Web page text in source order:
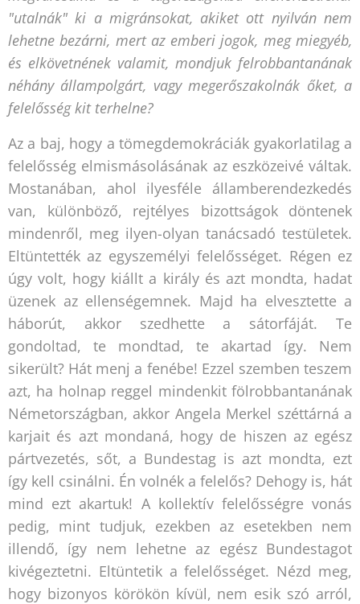
"utalnák" ki a migránsokat, akiket ott nyilván nem
lehetne bezárni, mert az emberi jogok, meg miegyéb,
és elkövetnének valamit, mondjuk felrobbantanának
néhány állampolgárt, vagy megerőszakolnák őket, a
felelősség kit terhelne?
Az a baj, hogy a tömegdemokráciák gyakorlatilag a
felelősség elmismásolásának az eszközeivé váltak.
Mostanában, ahol ilyesféle államberendezkedés
van, különböző, rejtélyes bizottságok döntenek
mindenről, meg ilyen-olyan tanácsadó testületek.
Eltüntették az egyszemélyi felelősséget. Régen ez
úgy volt, hogy kiállt a király és azt mondta, hadat
üzenek az ellenségemnek. Majd ha elvesztette a
háborút, akkor szedhette a sátorfáját. Te
gondoltad, te mondtad, te akartad így. Nem
sikerült? Hát menj a fenébe! Ezzel szemben teszem
azt, ha holnap reggel mindenkit fölrobbantanának
Németországban, akkor Angela Merkel széttárná a
karjait és azt mondaná, hogy de hiszen az egész
pártvezetés, sőt, a Bundestag is azt mondta, ezt
így kell csinálni. Én volnék a felelős? Dehogy is, hát
mind ezt akartuk! A kollektív felelősségre vonás
pedig, mint tudjuk, ezekben az esetekben nem
illendő, így nem lehetne az egész Bundestagot
kivégeztetni. Eltüntetik a felelősséget. Nézd meg,
hogy bizonyos körökön kívül, nem esik szó arról,